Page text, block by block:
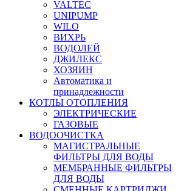
VALTEC
UNIPUMP
WILO
ВИХРЬ
ВОДОЛЕЙ
ДЖИЛЕКС
ХОЗЯИН
Автоматика и
принадлежности
КОТЛЫ ОТОПЛЕНИЯ
ЭЛЕКТРИЧЕСКИЕ
ГАЗОВЫЕ
ВОДООЧИСТКА
МАГИСТРАЛЬНЫЕ
ФИЛЬТРЫ ДЛЯ ВОДЫ
МЕМБРАННЫЕ ФИЛЬТРЫ
ДЛЯ ВОДЫ